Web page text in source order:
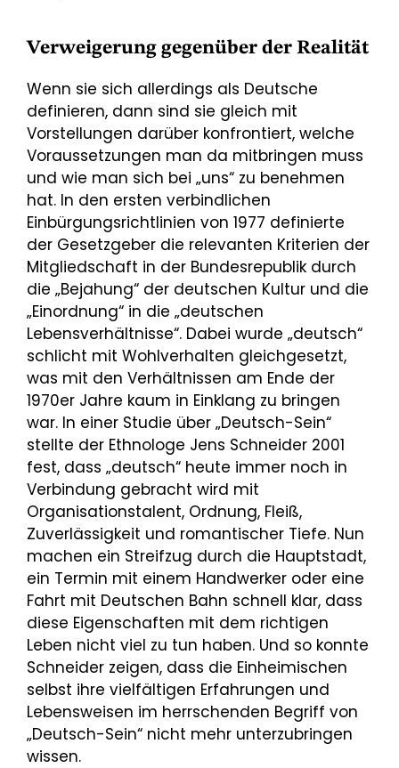
Verweigerung gegenüber der Realität
Wenn sie sich allerdings als Deutsche
definieren, dann sind sie gleich mit
Vorstellungen darüber konfrontiert, welche
Voraussetzungen man da mitbringen muss
und wie man sich bei „uns“ zu benehmen
hat. In den ersten verbindlichen
Einbürgungsrichtlinien von 1977 definierte
der Gesetzgeber die relevanten Kriterien der
Mitgliedschaft in der Bundesrepublik durch
die „Bejahung“ der deutschen Kultur und die
„Einordnung“ in die „deutschen
Lebensverhältnisse“. Dabei wurde „deutsch“
schlicht mit Wohlverhalten gleichgesetzt,
was mit den Verhältnissen am Ende der
1970er Jahre kaum in Einklang zu bringen
war. In einer Studie über „Deutsch-Sein“
stellte der Ethnologe Jens Schneider 2001
fest, dass „deutsch“ heute immer noch in
Verbindung gebracht wird mit
Organisationstalent, Ordnung, Fleiß,
Zuverlässigkeit und romantischer Tiefe. Nun
machen ein Streifzug durch die Hauptstadt,
ein Termin mit einem Handwerker oder eine
Fahrt mit Deutschen Bahn schnell klar, dass
diese Eigenschaften mit dem richtigen
Leben nicht viel zu tun haben. Und so konnte
Schneider zeigen, dass die Einheimischen
selbst ihre vielfältigen Erfahrungen und
Lebensweisen im herrschenden Begriff von
„Deutsch-Sein“ nicht mehr unterzubringen
wissen.